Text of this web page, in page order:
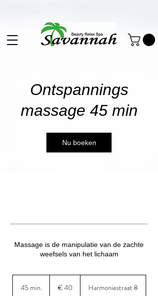
Ontspannings
massage 45 min
Nu boeken
Massage is de manipulatie van de zachte
weefsels van het lichaam
45 min. € 40 Harmoniestraat 8